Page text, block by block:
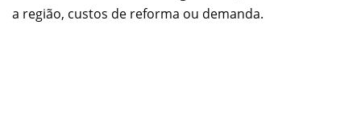
a região, custos de reforma ou demanda.